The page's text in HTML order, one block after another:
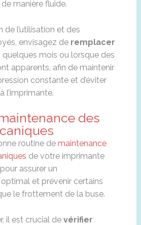
manière fluide.
de l’utilisation et des
envisagez de remplacer
quelques mois ou lorsque des
apparents, afin de maintenir
constante et d’éviter
l’imprimante.
des
routine de maintenance
de votre imprimante
assurer un
et prévenir certains
le frottement de la buse.
il est crucial de vérifier